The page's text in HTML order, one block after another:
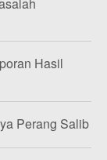
Hasil
Perang Salib